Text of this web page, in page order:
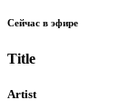
Сейчас в эфире
Title
Artist